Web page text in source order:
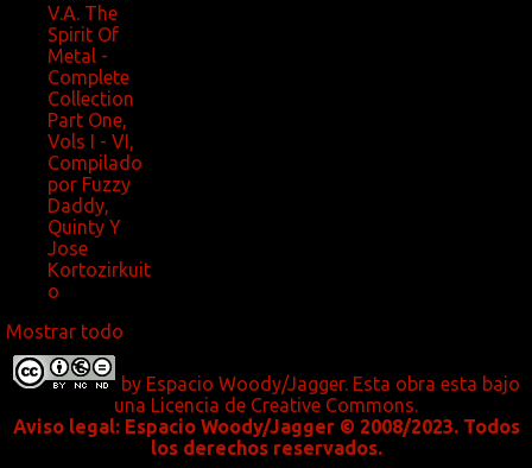
V.A. The
Spirit Of
Metal -
Complete
Collection
Part One,
Vols I - VI,
Compilado
por Fuzzy
Daddy,
Quinty Y
Jose
Kortozirkuit
o
Mostrar todo
by Espacio Woody/Jagger. Esta obra esta bajo
una Licencia de Creative Commons.
Aviso legal: Espacio Woody/Jagger © 2008/2023. Todos
los derechos reservados.